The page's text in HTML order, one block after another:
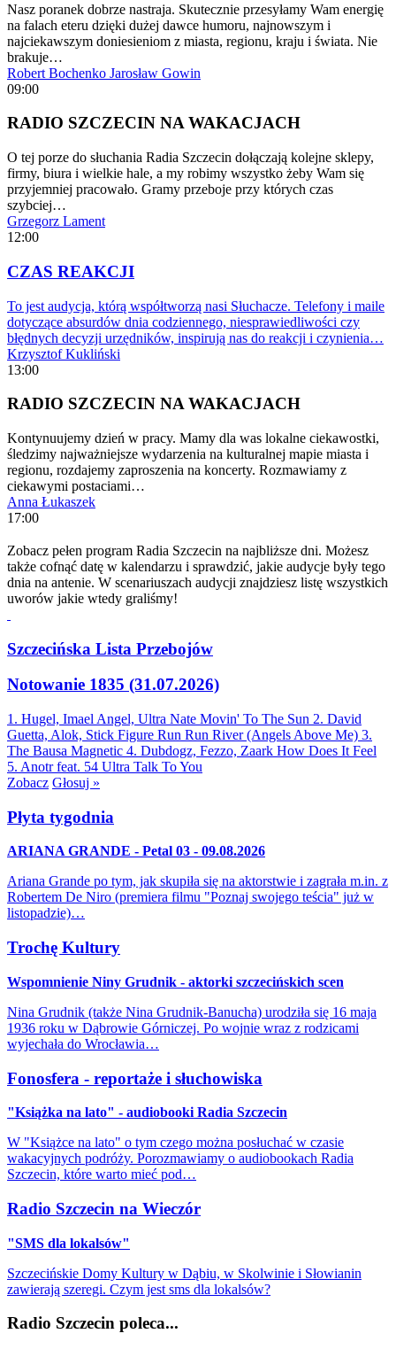
Nasz poranek dobrze nastraja. Skutecznie przesyłamy Wam energię
na falach eteru dzięki dużej dawce humoru, najnowszym i
najciekawszym doniesieniom z miasta, regionu, kraju i świata. Nie
brakuje…
Robert Bochenko Jarosław Gowin
09:00
RADIO SZCZECIN NA WAKACJACH
O tej porze do słuchania Radia Szczecin dołączają kolejne sklepy,
firmy, biura i wielkie hale, a my robimy wszystko żeby Wam się
przyjemniej pracowało. Gramy przeboje przy których czas
szybciej…
Grzegorz Lament
12:00
CZAS REAKCJI
To jest audycja, którą współtworzą nasi Słuchacze. Telefony i maile
dotyczące absurdów dnia codziennego, niesprawiedliwości czy
błędnych decyzji urzędników, inspirują nas do reakcji i czynienia…
Krzysztof Kukliński
13:00
RADIO SZCZECIN NA WAKACJACH
Kontynuujemy dzień w pracy. Mamy dla was lokalne ciekawostki,
śledzimy najważniejsze wydarzenia na kulturalnej mapie miasta i
regionu, rozdajemy zaproszenia na koncerty. Rozmawiamy z
ciekawymi postaciami…
Anna Łukaszek
17:00
Zobacz pełen program Radia Szczecin na najbliższe dni. Możesz
także cofnąć datę w kalendarzu i sprawdzić, jakie audycje były tego
dnia na antenie. W scenariuszach audycji znajdziesz listę wszystkich
uworów jakie wtedy graliśmy!
Szczecińska Lista Przebojów
Notowanie 1835 (31.07.2026)
1. Hugel, Imael Angel, Ultra Nate Movin' To The Sun 2. David
Guetta, Alok, Stick Figure Run Run River (Angels Above Me) 3.
The Bausa Magnetic 4. Dubdogz, Fezzo, Zaark How Does It Feel
5. Anotr feat. 54 Ultra Talk To You
Zobacz Głosuj »
Płyta tygodnia
ARIANA GRANDE - Petal 03 - 09.08.2026
Ariana Grande po tym, jak skupiła się na aktorstwie i zagrała m.in. z
Robertem De Niro (premiera filmu "Poznaj swojego teścia" już w
listopadzie)…
Trochę Kultury
Wspomnienie Niny Grudnik - aktorki szczecińskich scen
Nina Grudnik (także Nina Grudnik-Banucha) urodziła się 16 maja
1936 roku w Dąbrowie Górniczej. Po wojnie wraz z rodzicami
wyjechała do Wrocławia…
Fonosfera - reportaże i słuchowiska
"Książka na lato" - audiobooki Radia Szczecin
W "Książce na lato" o tym czego można posłuchać w czasie
wakacyjnych podróży. Porozmawiamy o audiobookach Radia
Szczecin, które warto mieć pod…
Radio Szczecin na Wieczór
"SMS dla lokalsów"
Szczecińskie Domy Kultury w Dąbiu, w Skolwinie i Słowianin
zawierają szeregi. Czym jest sms dla lokalsów?
Radio Szczecin poleca...